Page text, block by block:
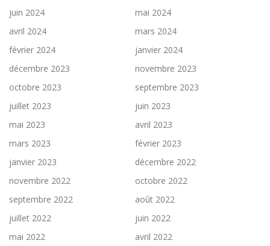
juin 2024
mai 2024
avril 2024
mars 2024
février 2024
janvier 2024
décembre 2023
novembre 2023
octobre 2023
septembre 2023
juillet 2023
juin 2023
mai 2023
avril 2023
mars 2023
février 2023
janvier 2023
décembre 2022
novembre 2022
octobre 2022
septembre 2022
août 2022
juillet 2022
juin 2022
mai 2022
avril 2022